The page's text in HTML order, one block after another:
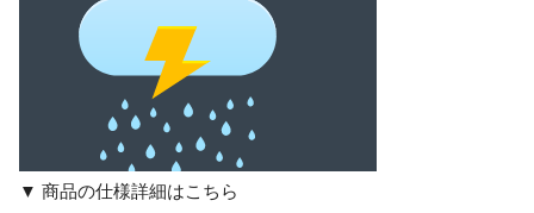
▼ 商品の仕様詳細はこちら